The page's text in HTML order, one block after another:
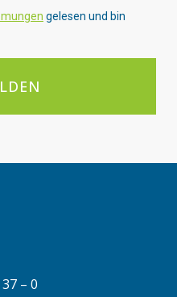
gelesen und bin
– 0